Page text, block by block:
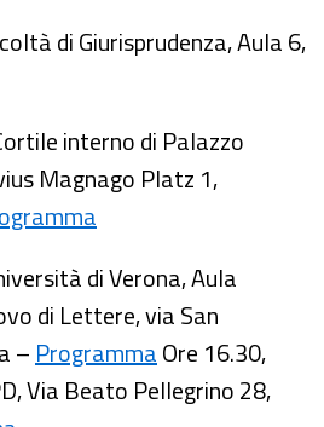
di Giurisprudenza, Aula 6,
interno di Palazzo
Magnago Platz 1,
di Verona, Aula
di Lettere, via San
– ProgrammaOre 16.30,
Via Beato Pellegrino 28,